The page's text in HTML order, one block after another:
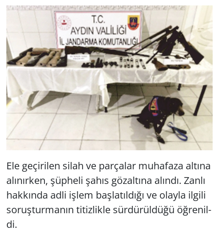
Ele ge­çi­ri­len silah ve par­ça­lar mu­ha­fa­za al­tı­na
alı­nır­ken, şüp­he­li şahıs gö­zal­tı­na alın­dı. Zanlı
hak­kın­da adli işlem baş­la­tıl­dı­ğı ve olay­la il­gi­li
so­ruş­tur­ma­nın ti­tiz­lik­le sür­dü­rül­dü­ğü öğ­re­nil­
di.